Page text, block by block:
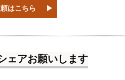
はこちら
ェアお願いします